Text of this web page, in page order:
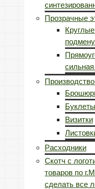
Прозрачные
Круглые
Буклеты
Визитки
Расходники
Скотч с
товаров по
сделать все